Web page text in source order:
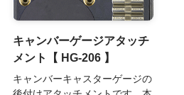
キャンバーゲージアタッチ
メント【 HG-206 】
キャンバーキャスターゲージの